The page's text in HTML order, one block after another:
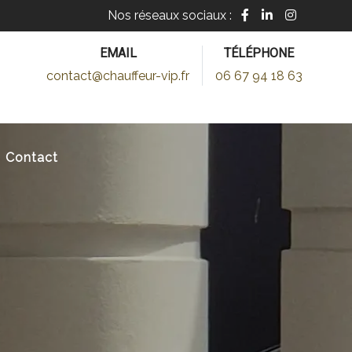
Nos réseaux sociaux :
EMAIL
contact@chauffeur-vip.fr
TÉLÉPHONE
06 67 94 18 63
ContactÀ CANNES, NICE,